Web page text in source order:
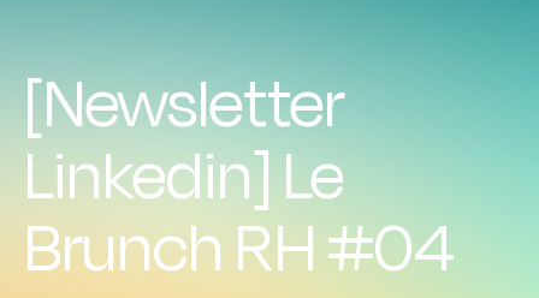
[Newsletter
Linkedin] Le
Brunch RH #04